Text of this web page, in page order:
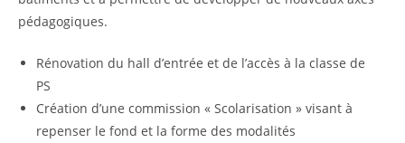
pédagogiques.
Rénovation du hall d’entrée et de l’accès à la classe de
PS
Création d’une commission « Scolarisation » visant à
repenser le fond et la forme des modalités